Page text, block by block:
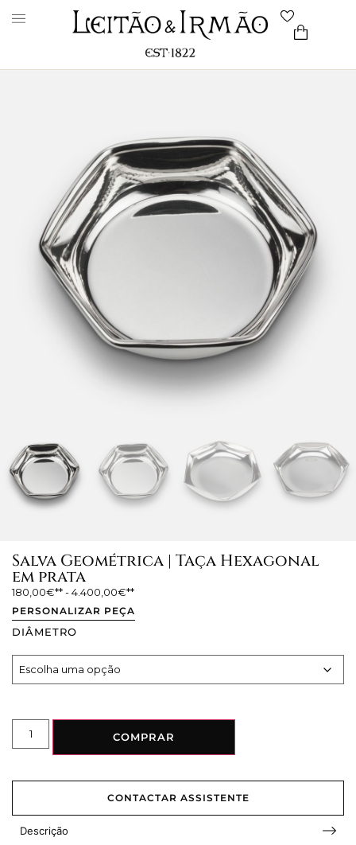
Salva Geométrica | Taça Hexagonal
em prata
180,00€ -4.400,00€
PERSONALIZAR PEÇA
DIÂMETRO
COMPRAR
CONTACTAR ASSISTENTE
Descrição